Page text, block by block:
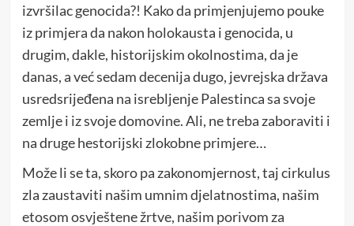
izvršilac genocida?! Kako da primjenjujemo pouke
iz primjera da nakon holokausta i genocida, u
drugim, dakle, historijskim okolnostima, da je
danas, a već sedam decenija dugo, jevrejska država
usredsrijeđena na isrebljenje Palestinca sa svoje
zemlje i iz svoje domovine. Ali, ne treba zaboraviti i
na druge hestorijski zlokobne primjere…
Može li se ta, skoro pa zakonomjernost, taj cirkulus
zla zaustaviti našim umnim djelatnostima, našim
etosom osvještene žrtve, našim porivom za